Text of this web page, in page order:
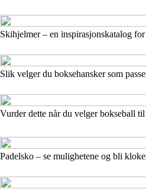
Skihjelmer – en inspirasjonskatalog
Slik velger du boksehansker som
Vurder dette når du velger bokseball
Padelsko – se mulighetene og bli